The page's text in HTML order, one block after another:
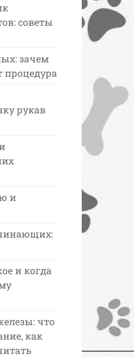
советы
зачем
процедура
рукав
и
и когда
что
как